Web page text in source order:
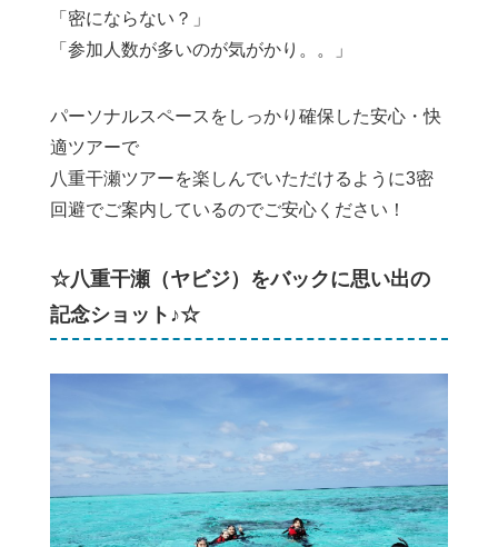
「密にならない？」
「参加人数が多いのが気がかり。。」
パーソナルスペースをしっかり確保した安心・快
適ツアーで
八重干瀬ツアーを楽しんでいただけるように3密
回避でご案内しているのでご安心ください！
☆八重干瀬（ヤビジ）をバックに思い出の
記念ショット♪☆